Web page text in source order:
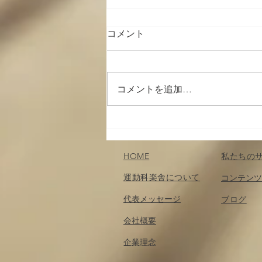
身体を動かしたい人へ
コメント
コメントを追加…
HOME
運動科楽舎について
代表メッセージ
会社概要
企業理念
私たちの
コンテン
​ブログ